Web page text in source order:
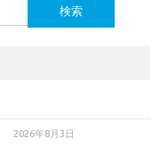
2026年8月3日